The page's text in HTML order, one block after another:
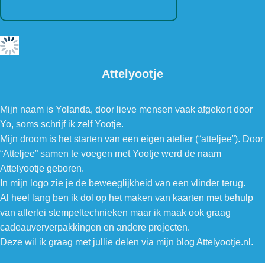
Attelyootje
Mijn naam is Yolanda, door lieve mensen vaak afgekort door
Yo, soms schrijf ik zelf Yootje.
Mijn droom is het starten van een eigen atelier (“atteljee”). Door
“Atteljee” samen te voegen met Yootje werd de naam
Attelyootje geboren.
In mijn logo zie je de beweeglijkheid van een vlinder terug.
Al heel lang ben ik dol op het maken van kaarten met behulp
van allerlei stempeltechnieken maar ik maak ook graag
cadeauververpakkingen en andere projecten.
Deze wil ik graag met jullie delen via mijn blog Attelyootje.nl.